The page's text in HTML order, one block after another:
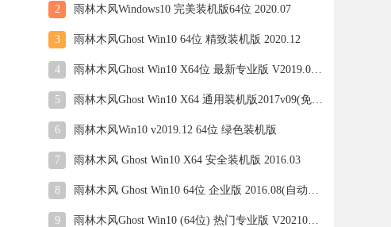
2 雨林木风Windows10 完美装机版64位 2020.07
3 雨林木风Ghost Win10 64位 精致装机版 2020.12
4 雨林木风Ghost Win10 X64位 最新专业版 V2019.03月(免激活)
5 雨林木风Ghost Win10 X64 通用装机版2017v09(免激活)
6 雨林木风Win10 v2019.12 64位 绿色装机版
7 雨林木风 Ghost Win10 X64 安全装机版 2016.03
8 雨林木风 Ghost Win10 64位 企业版 2016.08(自动激活)
9 雨林木风Ghost Win10 (64位) 热门专业版 V202103(激活版)